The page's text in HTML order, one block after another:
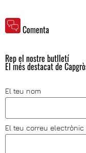
Comenta
Rep el nostre butlletí
El més destacat de
El teu nom
El teu correu electrònic